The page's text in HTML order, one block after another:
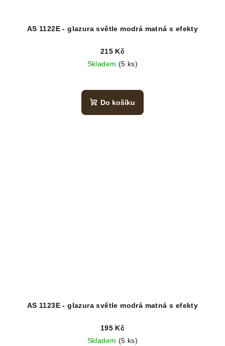
AS 1122E - glazura světle modrá matná s efekty
215 Kč
Skladem (5 ks)
Do košíku
AS 1123E - glazura světle modrá matná s efekty
195 Kč
Skladem (5 ks)